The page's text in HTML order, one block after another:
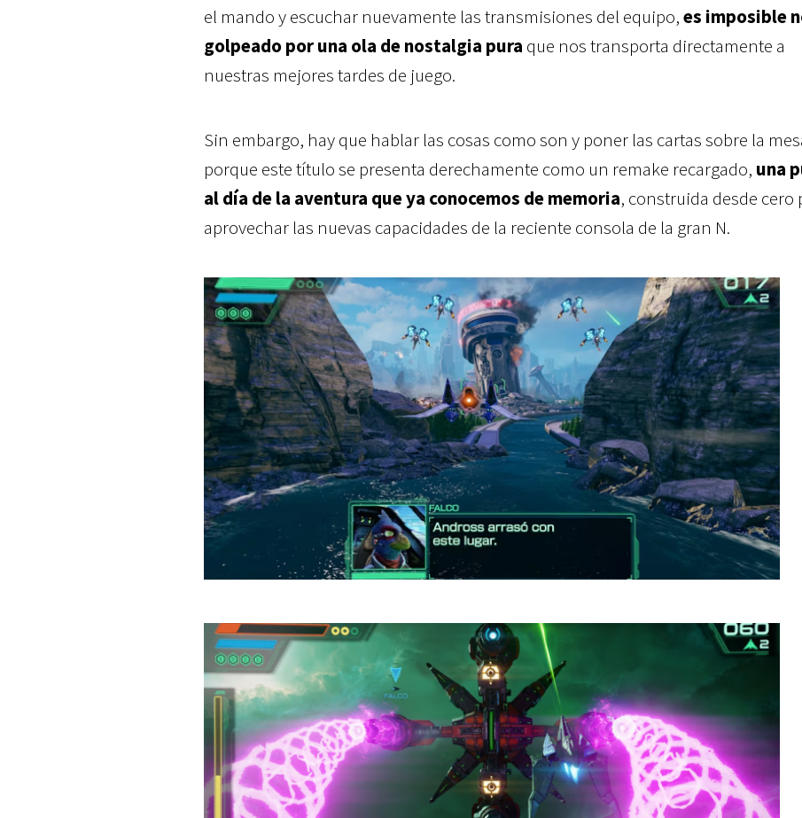
el mando y escuchar nuevamente las transmisiones del equipo,es imposible
golpeado por una ola de nostalgia pura que nos transporta directamente a
nuestras mejores tardes de juego.
Sin embargo, hay que hablar las cosas como son y poner las cartas sobre la
porque este título se presenta derechamente como un remake recargado, una
al día de la aventura que ya conocemos de memoria, construida desde cero
aprovechar las nuevas capacidades de la reciente consola de la gran N.